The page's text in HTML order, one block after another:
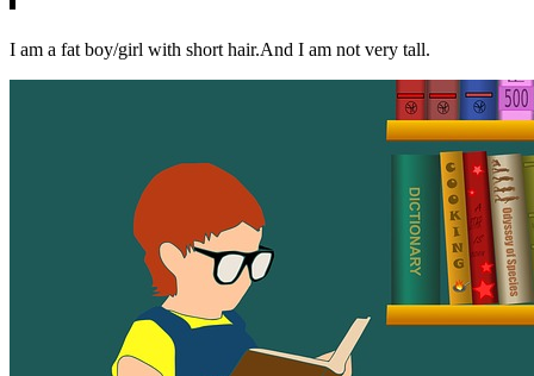
I am a fat boy/girl with short hair.And I am not very tall.